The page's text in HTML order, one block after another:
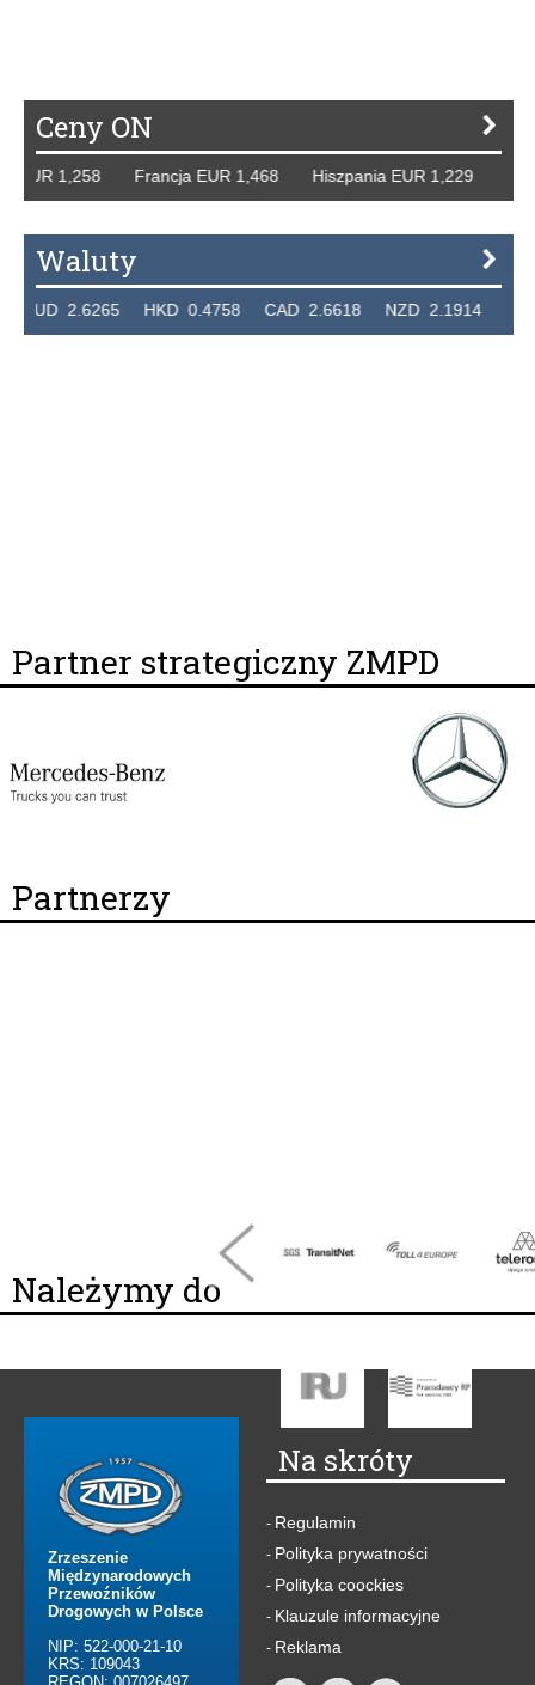
Ceny ON
1,258 Francja EUR 1,468 Hiszpania EUR 1,229 WB
Waluty
2.6265 HKD 0.4758 CAD 2.6618 NZD 2.1914 SGD
Partner strategiczny ZMPD
Partnerzy
Należymy do
Zrzeszenie
Międzynarodowych
Przewoźników
Drogowych w Polsce
NIP: 522-000-21-10
KRS: 109043
Na skróty
- Regulamin
- Polityka prywatności
- Polityka coockies
- Klauzule informacyjne
- Reklama